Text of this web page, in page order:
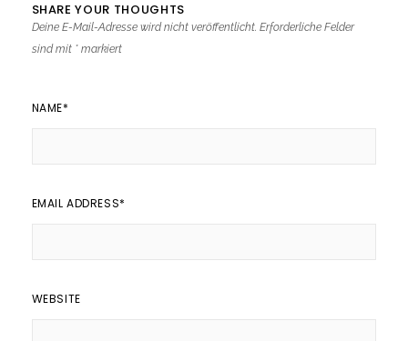
SHARE YOUR THOUGHTS
Deine E-Mail-Adresse wird nicht veröffentlicht. Erforderliche Felder
sind mit *markiert
NAME*
EMAIL ADDRESS*
WEBSITE